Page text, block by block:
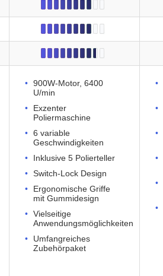
900W-Motor, 6400
U/min
Exzenter
Poliermaschine
6 variable
Geschwindigkeiten
Inklusive 5 Polierteller
Switch-Lock Design
Ergonomische Griffe
mit Gummidesign
Vielseitige
Anwendungsmöglichkeiten
Umfangreiches
Zubehörpaket